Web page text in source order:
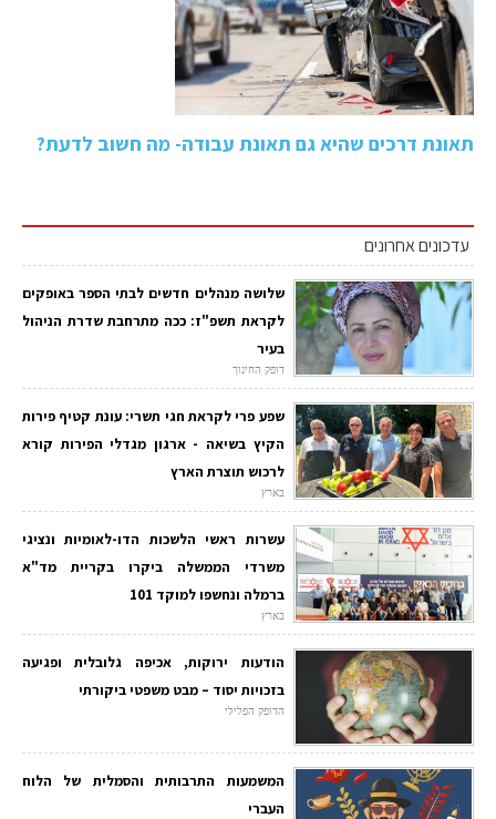
תאונת דרכים שהיא גם תאונת עבודה- מה חשוב לדעת?
עדכונים אחרונים
שלושה מנהלים חדשים לבתי הספר באופקים
לקראת תשפ"ז: ככה מתרחבת שדרת הניהול
בעיר
דופק החינוך
שפע פרי לקראת חגי תשרי: עונת קטיף פירות
הקיץ בשיאה - ארגון מגדלי הפירות קורא
לרכוש תוצרת הארץ
בארץ
עשרות ראשי הלשכות הדו-לאומיות ונציגי
משרדי הממשלה ביקרו בקריית מד"א
ברמלה ונחשפו למוקד 101
בארץ
הודעות ירוקות, אכיפה גלובלית ופגיעה
בזכויות יסוד – מבט משפטי ביקורתי
הדופק הפלילי
המשמעות התרבותית והסמלית של הלוח
העברי